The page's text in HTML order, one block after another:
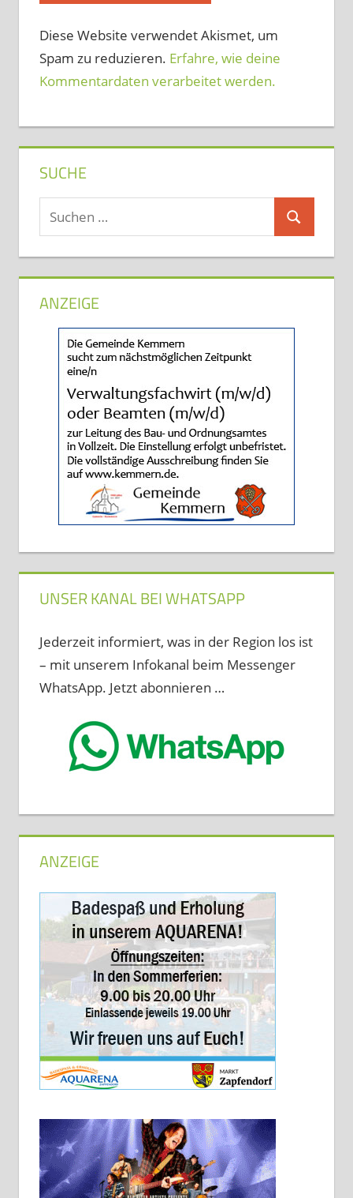
Diese Website verwendet Akismet, um
Spam zu reduzieren. Erfahre, wie deine
Kommentardaten verarbeitet werden.
SUCHE
Suchen
nach:
Suchen
ANZEIGE
UNSER KANAL BEI WHATSAPP
Jederzeit informiert, was in der Region los ist
– mit unserem Infokanal beim Messenger
WhatsApp. Jetzt abonnieren …
ANZEIGE